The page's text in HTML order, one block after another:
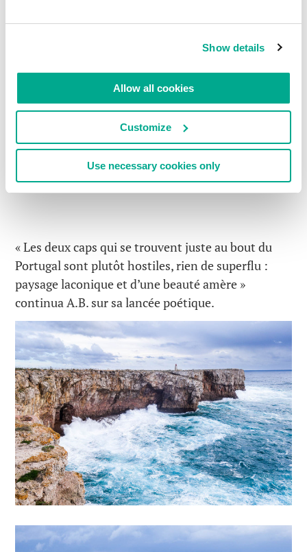
Show details
Allow all cookies
Customize
Use necessary cookies only
« Les deux caps qui se trouvent juste au bout du
Portugal sont plutôt hostiles, rien de superflu :
paysage laconique et d’une beauté amère »
continua A.B. sur sa lancée poétique.